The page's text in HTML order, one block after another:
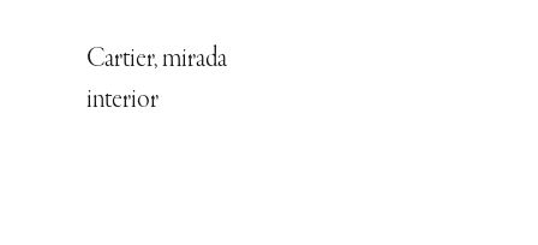
Cartier, mirada
interior